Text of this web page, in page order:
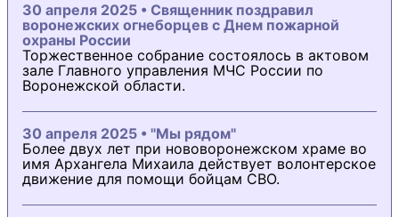
30 апреля 2025 • Священник поздравил
воронежских огнеборцев с Днем пожарной
охраны России
Торжественное собрание состоялось в актовом
зале Главного управления МЧС России по
Воронежской области.
30 апреля 2025 • "Мы рядом"
Более двух лет при нововоронежском храме во
имя Архангела Михаила действует волонтерское
движение для помощи бойцам СВО.